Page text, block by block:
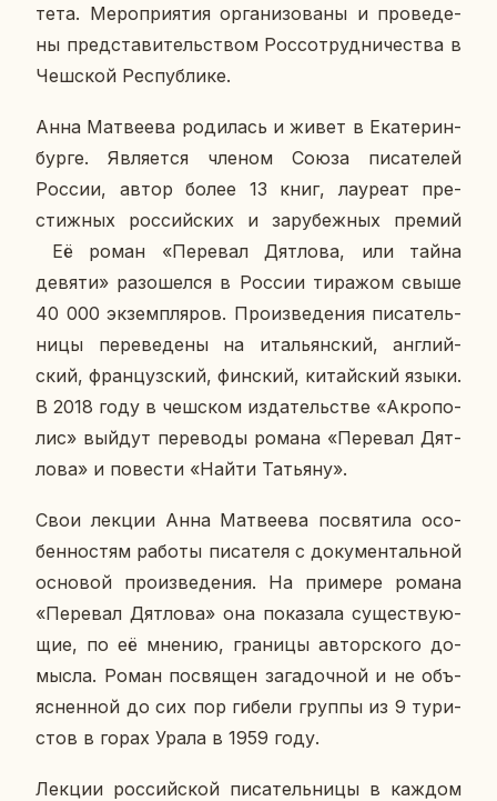
те­та. Ме­ро­при­я­тия ор­га­ни­зо­ва­ны и про­ве­де­
ны пред­ста­ви­тель­ством Рос­со­труд­ни­че­ства в
Чеш­ской Рес­пуб­ли­ке.
Анна Мат­ве­е­ва ро­ди­лась и живет в Ека­те­рин­
бур­ге. Яв­ля­ет­ся членом Союза пи­са­те­лей
России, автор более 13 книг, ла­у­ре­ат пре­
стиж­ных рос­сий­ских и за­ру­беж­ных премий
Её роман «Пе­ре­вал Дят­ло­ва, или тайна
девяти» разо­шел­ся в России ти­ра­жом свыше
40 000 эк­зем­пля­ров. Про­из­ве­де­ния пи­са­тель­
ни­цы пе­ре­ве­де­ны на ита­льян­ский, ан­глий­
ский, фран­цуз­ский, фин­ский, ки­тай­ский языки.
В 2018 году в чеш­ском из­да­тель­стве «Ак­ро­по­
лис» выйдут пе­ре­во­ды романа «Пе­ре­вал Дят­
ло­ва» и по­ве­сти «Найти Та­тья­ну».
Свои лекции Анна Мат­ве­е­ва по­свя­ти­ла осо­
бен­но­стям работы пи­са­те­ля с до­ку­мен­таль­ной
ос­но­вой про­из­ве­де­ния. На при­ме­ре романа
«Пе­ре­вал Дят­ло­ва» она по­ка­за­ла су­ще­ству­ю­
щие, по её мнению, гра­ни­цы ав­тор­ско­го до­
мыс­ла. Роман по­свя­щен за­га­доч­ной и не объ­
яс­нен­ной до сих пор гибели группы из 9 ту­ри­
стов в горах Урала в 1959 году.
Лекции рос­сий­ской пи­са­тель­ни­цы в каждом